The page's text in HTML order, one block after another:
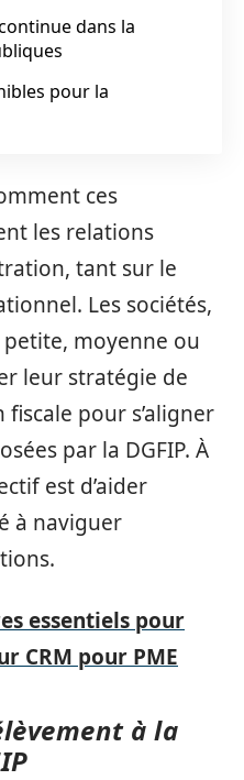
dans la
pour la
ces
les relations
tant sur le
Les sociétés,
petite, moyenne ou
leur stratégie de
pour s’aligner
par la DGFIP. À
est d’aider
à naviguer
essentiels pour
CRM pour PME
à la